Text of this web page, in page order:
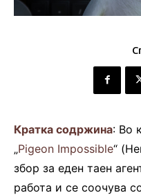
Кратка содржина: Во
„Pigeon Impossible“
збор за еден таен
работа и се соочува